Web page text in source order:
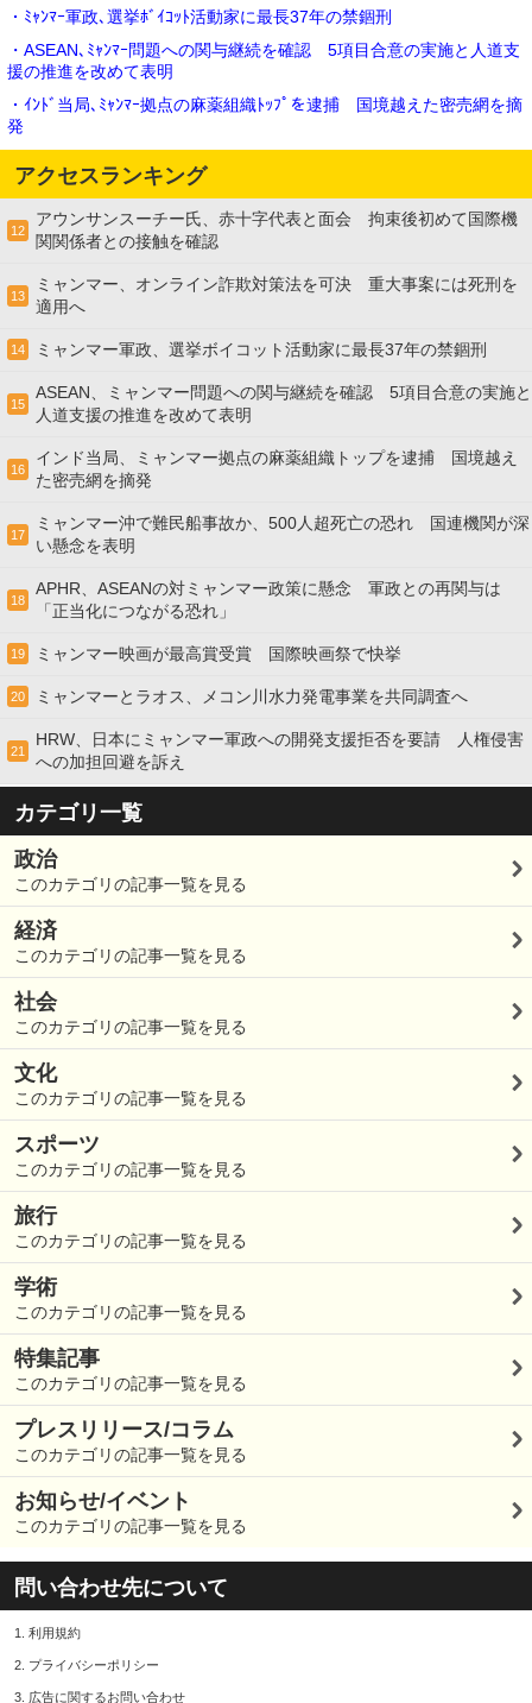
・ﾐｬﾝﾏｰ軍政､選挙ﾎﾞｲｺｯﾄ活動家に最長37年の禁錮刑
・ASEAN､ﾐｬﾝﾏｰ問題への関与継続を確認 5項目合意の実施と人道支
援の推進を改めて表明
・ｲﾝﾄﾞ当局､ﾐｬﾝﾏｰ拠点の麻薬組織ﾄｯﾌﾟを逮捕 国境越えた密売網を摘
発
アクセスランキング
12
アウンサンスーチー氏、赤十字代表と面会 拘束後初めて国際機
関関係者との接触を確認
13
ミャンマー、オンライン詐欺対策法を可決 重大事案には死刑を
適用へ
14 ミャンマー軍政、選挙ボイコット活動家に最長37年の禁錮刑
15
ASEAN、ミャンマー問題への関与継続を確認 5項目合意の実施と
人道支援の推進を改めて表明
16
インド当局、ミャンマー拠点の麻薬組織トップを逮捕 国境越え
た密売網を摘発
17
ミャンマー沖で難民船事故か、500人超死亡の恐れ 国連機関が深
い懸念を表明
18
APHR、ASEANの対ミャンマー政策に懸念 軍政との再関与は
「正当化につながる恐れ」
19 ミャンマー映画が最高賞受賞 国際映画祭で快挙
20 ミャンマーとラオス、メコン川水力発電事業を共同調査へ
21
HRW、日本にミャンマー軍政への開発支援拒否を要請 人権侵害
への加担回避を訴え
カテゴリ一覧
政治
このカテゴリの記事一覧を見る
経済
このカテゴリの記事一覧を見る
社会
このカテゴリの記事一覧を見る
文化
このカテゴリの記事一覧を見る
スポーツ
このカテゴリの記事一覧を見る
旅行
このカテゴリの記事一覧を見る
学術
このカテゴリの記事一覧を見る
特集記事
このカテゴリの記事一覧を見る
プレスリリース/コラム
このカテゴリの記事一覧を見る
お知らせ/イベント
このカテゴリの記事一覧を見る
問い合わせ先について
1. 利用規約
2. プライバシーポリシー
3. 広告に関するお問い合わせ